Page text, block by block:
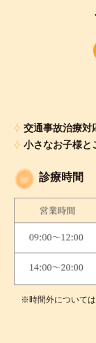
交通事故治療対
小さなお子様と
診療時間
※時間外については